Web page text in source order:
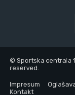
© Sportska centrala
reserved.
Impresum
Kontakt